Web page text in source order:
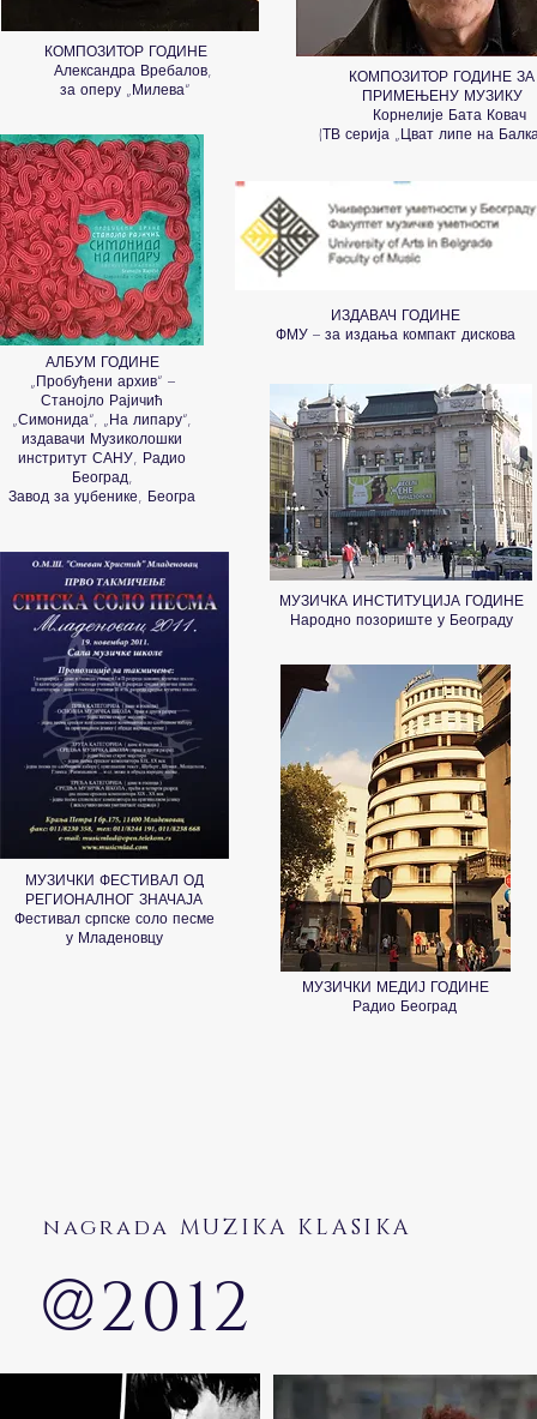
КОМПОЗИТОР ГОДИНЕ
Александра Вребалов,
за оперу „Милева“
КОМПОЗИТОР ГОДИНЕ ЗА
ПРИМЕЊЕНУ МУЗИКУ
Корнелије Бата Ковач
(ТВ серија „Цват липе на
ИЗДАВАЧ ГОДИНЕ
ФМУ – за издања компакт дискова
АЛБУМ ГОДИНЕ
„Пробуђени архив“ –
Станојло Рајичић
„Симонида“, „На липару“,
издавачи Музиколошки
инстритут САНУ, Радио
Београд,
Завод за уџбенике, Београ
МУЗИЧКИ ФЕСТИВАЛ ОД
РЕГИОНАЛНОГ ЗНАЧАЈА
Фестивал српске соло песме
у Младеновцу
МУЗИЧКА ИНСТИТУЦИЈА ГОДИНЕ
Народно позориште у Београду
МУЗИЧКИ МЕДИЈ ГОДИНЕ
Радио Београд
nagrada MUZIKA KLASIKA
@2012